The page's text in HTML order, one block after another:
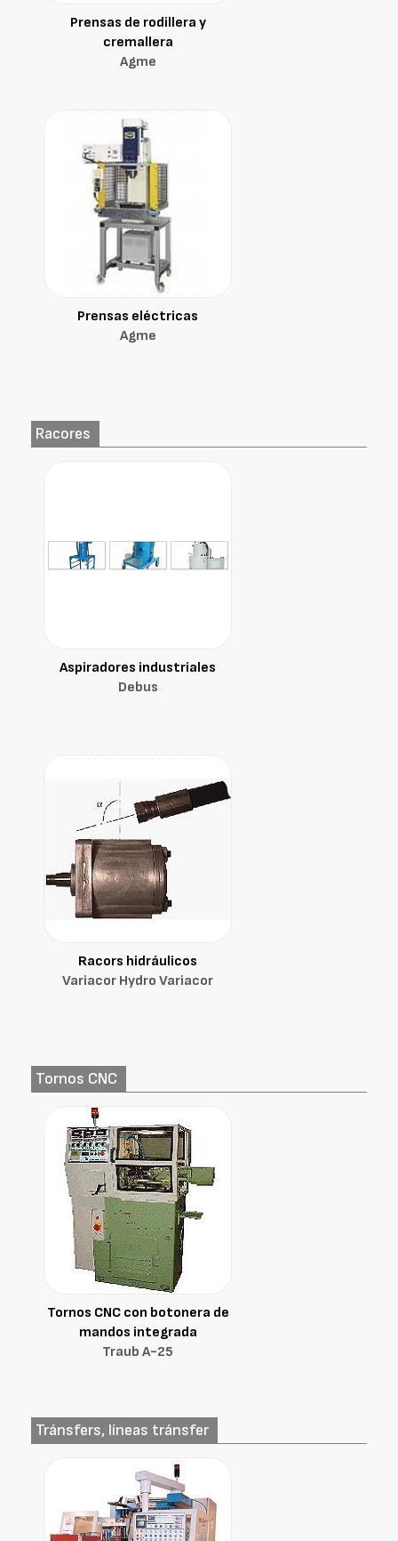
Prensas de rodillera y
cremallera
Agme
Prensas eléctricas
Agme
Racores
Aspiradores industriales
Debus
Racors hidráulicos
Variacor Hydro Variacor
Tornos CNC
Tornos CNC con botonera de
mandos integrada
Traub A-25
Tránsfers, líneas tránsfer